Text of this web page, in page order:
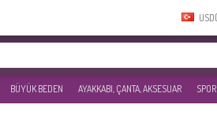
BÜYÜK BEDEN AYAKKABI, ÇANTA, AKSESUAR SPOR